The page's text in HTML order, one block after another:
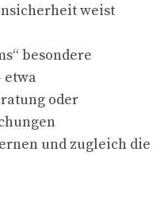
weist
besondere
etwa
oder
und zugleich die